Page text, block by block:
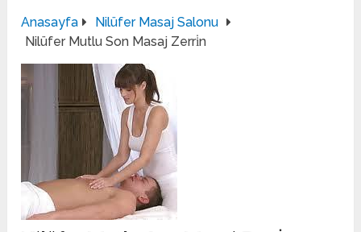
Anasayfa
Nilüfer Masaj Salonu
Nilüfer Mutlu Son Masaj Zerri̇n